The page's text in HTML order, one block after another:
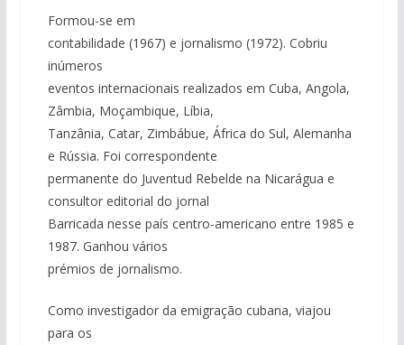
Formou-se em
contabilidade (1967) e jornalismo (1972). Cobriu
inúmeros
eventos internacionais realizados em Cuba, Angola,
Zâmbia, Moçambique, Líbia,
Tanzânia, Catar, Zimbábue, África do Sul, Alemanha
e Rússia. Foi correspondente
permanente do Juventud Rebelde na Nicarágua e
consultor editorial do jornal
Barricada nesse país centro-americano entre 1985 e
1987. Ganhou vários
prémios de jornalismo.
Como investigador da emigração cubana, viajou
para os